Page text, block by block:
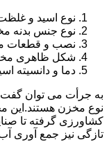
نوع اسید و
نوع جنس بدنه
نصب و قطعات
شکل ظاهری
دما و دانسیته
به جرأت می توان گفت
نوع مخزن هستند.این
کشاورزی گرفته تا
تازگی نیز جمع آوری